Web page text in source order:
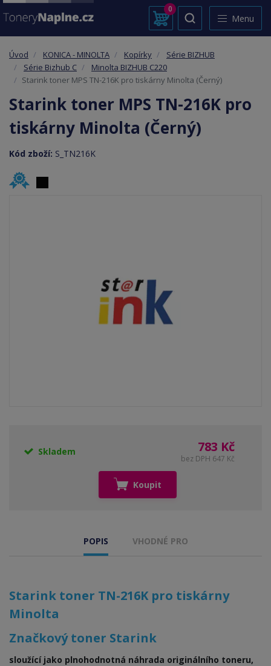
0
Menu
Úvod KONICA - MINOLTA Kopírky
Série BIZHUB
Série Bizhub C
Minolta BIZHUB C220
Starink toner MPS TN-216K pro tiskárny Minolta (Černý)
Starink toner MPS TN-216K pro
tiskárny Minolta (Černý)
Kód zboží: S_TN216K
Skladem 783 Kč
bez DPH 647 Kč
Koupit
POPIS VHODNÉ PRO
Starink toner TN-216K pro tiskárny
Minolta
Značkový toner Starink
sloužící jako plnohodnotná náhrada originálního toneru,